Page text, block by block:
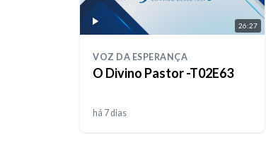
26:27
VOZ DA ESPERANÇA
O Divino Pastor -T02E63
há 7 dias